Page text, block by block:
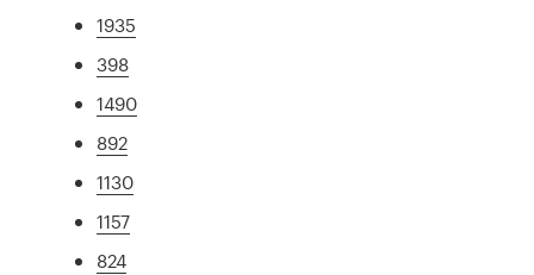
1935
398
1490
892
1130
1157
824